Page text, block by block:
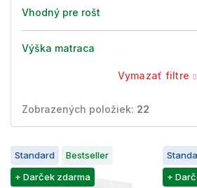
Vhodný pre rošt
Výška matraca
Vymazať filtre
Zobrazených položiek: 22
V
ý
p
Standard
Bestseller
+ Darček zdarma
+